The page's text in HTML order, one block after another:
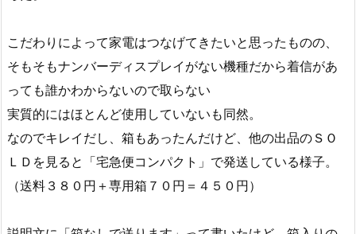
こだわりによって家電はつなげてきたいと思ったものの、
そもそもナンバーディスプレイがない機種だから着信があ
っても誰かわからないので取らない
実質的にはほとんど使用していないも同然。
なのでキレイだし、箱もあったんだけど、他の出品のＳＯ
ＬＤを見ると「宅急便コンパクト」で発送している様子。
（送料３８０円＋専用箱７０円＝４５０円）